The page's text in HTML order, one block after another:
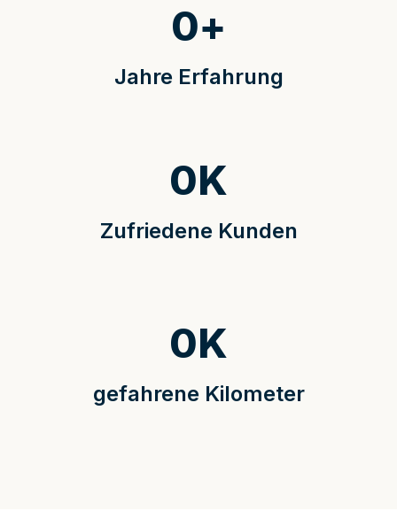
Jahre Erfahrung
0+
Zufriedene Kunden
0K
gefahrene Kilometer
0K